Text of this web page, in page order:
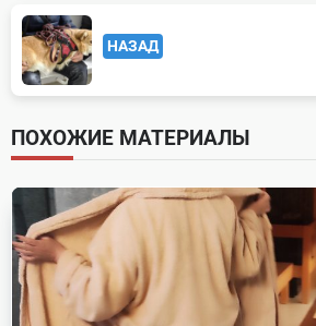
<span
class="nav-
subtitle
screen-
reader-
text">Page</span>
НАЗАД
ПОХОЖИЕ МАТЕРИАЛЫ